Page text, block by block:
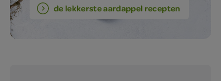
de lekkerste aardappel recepten